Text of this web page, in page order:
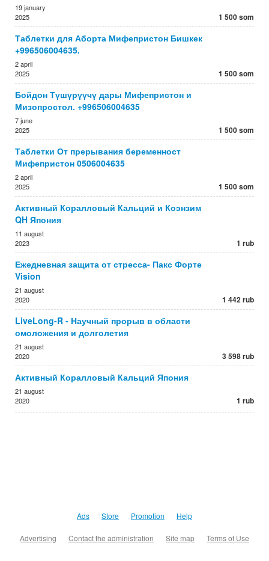
19 january
2025
1 500 som
Таблетки для Аборта Мифепристон Бишкек
+996506004635.
2 april
2025
1 500 som
Бойдон Түшүрүүчү дары Мифепристон и
Мизопростол. +996506004635
7 june
2025
1 500 som
Таблетки От прерывания беременност
Мифепристон 0506004635
2 april
2025
1 500 som
Активный Коралловый Кальций и Коэнзим
QH Япония
11 august
2023
1 rub
Ежедневная защита от стресса- Пакс Форте
Vision
21 august
2020
1 442 rub
LiveLong-R - Научный прорыв в области
омоложения и долголетия
21 august
2020
3 598 rub
Активный Коралловый Кальций Япония
21 august
2020
1 rub
Ads Store Promotion Help
Advertising Contact the administration Site map Terms of Use